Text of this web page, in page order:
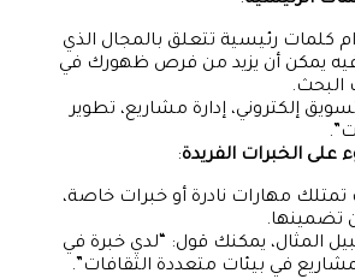
كلمات رئيسية تتعلق بالمجال الذي
يمكن أن يزيد من فرص ظهورك في
البحث.
إلكتروني، إدارة مشاريع، تطوير
الخبرات الفريدة:
تمتلك مهارات نادرة أو خبرات خاصة،
تضمينها.
المثال، يمكنك قول: “لدي خبرة في
في بيئات متعددة الثقافات”.